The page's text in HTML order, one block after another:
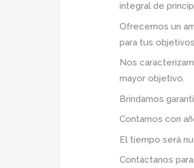
integral de
Ofrecemos un
para tus
Nos
mayor objetivo.
Brindamos
Contamos con
El tiempo será
Contáctanos